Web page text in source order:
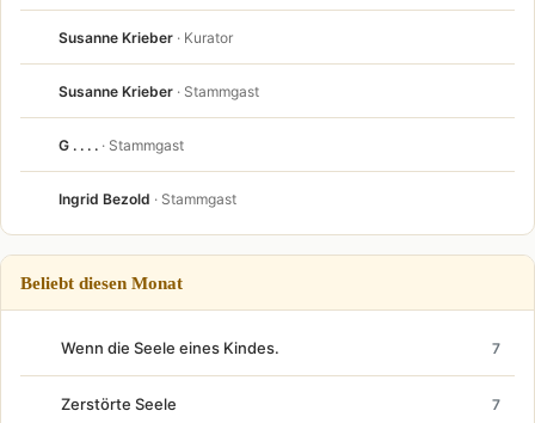
Susanne Krieber · Kurator
Susanne Krieber · Stammgast
G . . . . · Stammgast
Ingrid Bezold · Stammgast
Beliebt diesen Monat
Wenn die Seele eines Kindes. 7
Zerstörte Seele 7